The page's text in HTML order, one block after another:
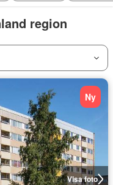
region
Visa foto
Ny